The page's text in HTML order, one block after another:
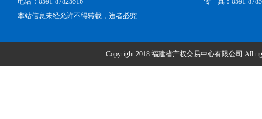
本站信息未经允许不得转载，违者必究
Copyright 2018 福建省产权交易中心有限公司 All